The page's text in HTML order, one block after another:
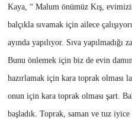
Kaya, “ Malum önümüz Kış,
balçıkla sıvamak için ailece
ayında yapılıyor. Sıva
Bunu önlemek için biz de evin
hazırlamak için kara toprak olması
onun için kara toprak olması şart.
başladık. Toprak, saman ve tuz